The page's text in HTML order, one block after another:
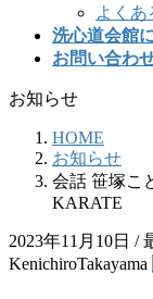
よくあ
洗心道会館
お問い合わ
お知らせ
HOME
お知らせ
会話 笹塚こ
KARATE
2023年11月10日 /
KenichiroTakayama